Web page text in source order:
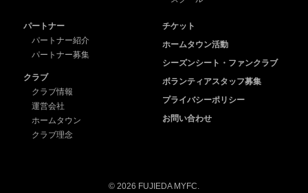
パートナー
パートナー紹介
パートナー募集
クラブ
クラブ情報
運営会社
ホームタウン
クラブ理念
チケット
ホームタウン活動
シーズンシート・ファンクラブ
ボランティアスタッフ募集
プライバシーポリシー
お問い合わせ
© 2026 FUJIEDA MYFC.